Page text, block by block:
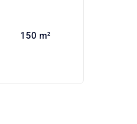
150 m²